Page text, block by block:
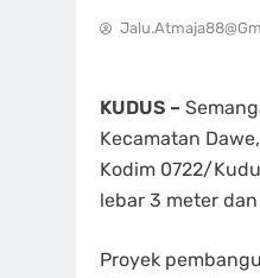
KUDUS –
Kecamatan
Kodim 0722/
lebar 3 meter
Proyek